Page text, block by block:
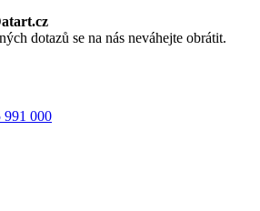
dotazů se na nás neváhejte obrátit.
991 000